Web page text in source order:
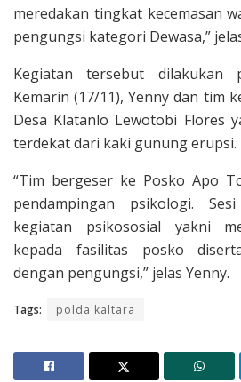
meredakan tingkat kecemasan
pengungsi kategori Dewasa,”
Kegiatan tersebut dilakukan
Kemarin (17/11), Yenny dan tim
Desa Klatanlo Lewotobi Flores
terdekat dari kaki gunung erupsi.
“Tim bergeser ke Posko Apo
pendampingan psikologi.
kegiatan psikososial yakni
kepada fasilitas posko
dengan pengungsi,” jelas Yenny.
Tags: polda kaltara